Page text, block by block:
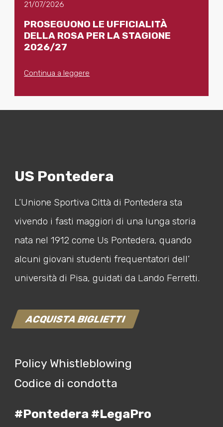
21/07/2026
PROSEGUONO LE UFFICIALITÀ
DELLA ROSA PER LA STAGIONE
2026/27
Continua a leggere
US Pontedera
L’Unione Sportiva Città di Pontedera sta
vivendo i fasti maggiori di una lunga storia
nata nel 1912 come Us Pontedera, quando
alcuni giovani studenti frequentatori dell’
università di Pisa, guidati da Lando Ferretti.
ACQUISTA BIGLIETTI
Policy Whistleblowing
Codice di condotta
#Pontedera #LegaPro